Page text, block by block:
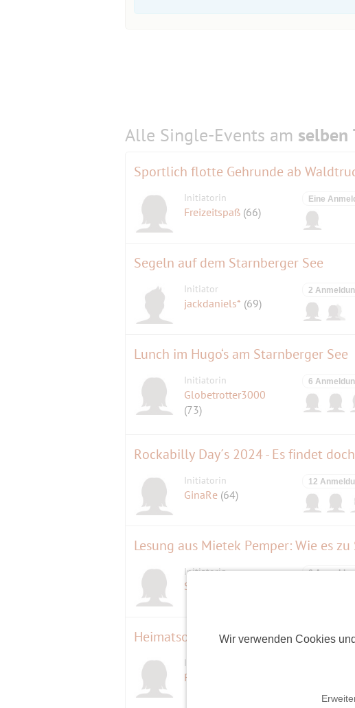
Wir verwenden Cookies
Alle Single-Events am selben
Sportlich flotte Gehrunde ab
Initiatorin
Freizeitspaß (66)
Eine
Segeln auf dem Starnberger See
Initiator
jackdaniels* (69)
2
Lunch im Hugo‘s am Starnberger See
Initiatorin
Globetrotter3000
(73)
6
Rockabilly Day´s 2024 - Es findet
Initiatorin
GinaRe (64)
12
Lesung aus Mietek Pemper: Wie es
Initiatorin
SweetNovember
6
Heimatsound-festival
Initiatorin
Feueropal